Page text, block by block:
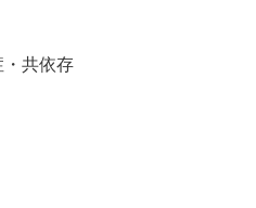
・共依存